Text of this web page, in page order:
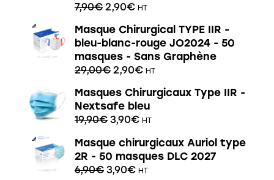
7,90€ 2,90€ HT
Masque Chirurgical TYPE IIR -
bleu-blanc-rouge JO2024 - 50
masques - Sans Graphène
29,00€ 2,90€ HT
Masques Chirurgicaux Type IIR -
Nextsafe bleu
19,90€ 3,90€ HT
Masque chirurgicaux Auriol type
2R - 50 masques DLC 2027
6,90€ 3,90€ HT